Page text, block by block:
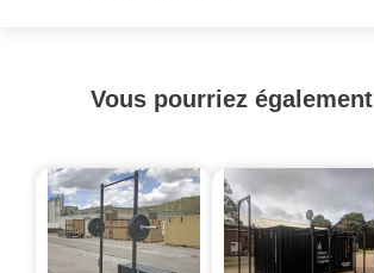
Vous pourriez également